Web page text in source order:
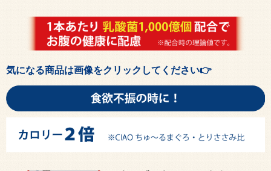
気になる商品は画像をクリックしてください👉